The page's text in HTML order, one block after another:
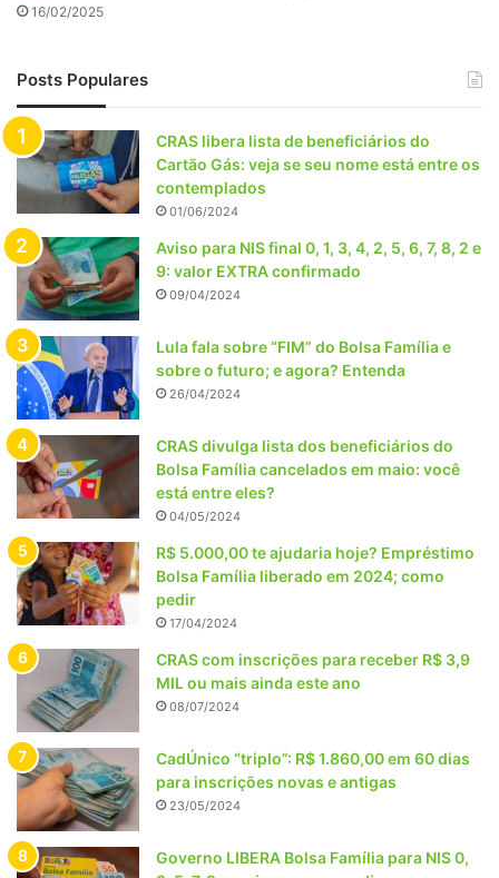
16/02/2025
Posts Populares
CRAS libera lista de beneficiários do
Cartão Gás: veja se seu nome está entre os
contemplados
01/06/2024
Aviso para NIS final 0, 1, 3, 4, 2, 5, 6, 7, 8, 2 e
9: valor EXTRA confirmado
09/04/2024
Lula fala sobre “FIM” do Bolsa Família e
sobre o futuro; e agora? Entenda
26/04/2024
CRAS divulga lista dos beneficiários do
Bolsa Família cancelados em maio: você
está entre eles?
04/05/2024
R$ 5.000,00 te ajudaria hoje? Empréstimo
Bolsa Família liberado em 2024; como
pedir
17/04/2024
CRAS com inscrições para receber R$ 3,9
MIL ou mais ainda este ano
08/07/2024
CadÚnico “triplo”: R$ 1.860,00 em 60 dias
para inscrições novas e antigas
23/05/2024
Governo LIBERA Bolsa Família para NIS 0,